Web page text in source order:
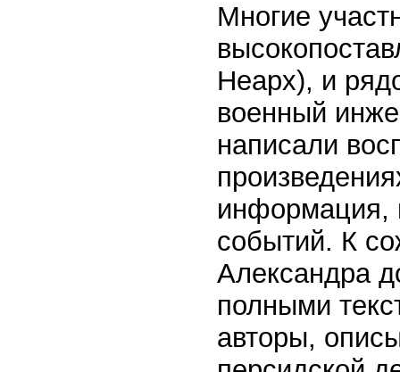
Многие
Неарх), и
военный
написали
информация,
событий. К
Александра
полными
авторы,